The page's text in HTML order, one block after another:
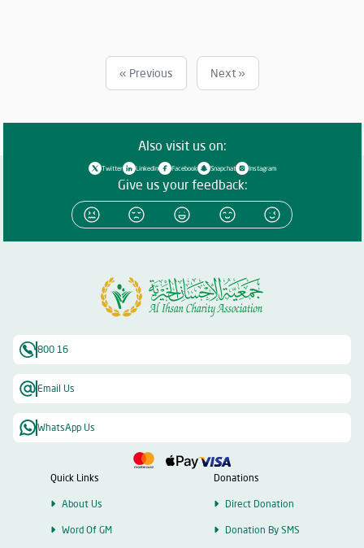
« Previous Next »
Also visit us on:
Twitter Linkedin Facebook Snapchat Instagram
Give us your feedback:
800 16
Email Us
WhatsApp Us
Quick Links
About Us
Word Of GM
Donations
Direct Donation
Donation By SMS